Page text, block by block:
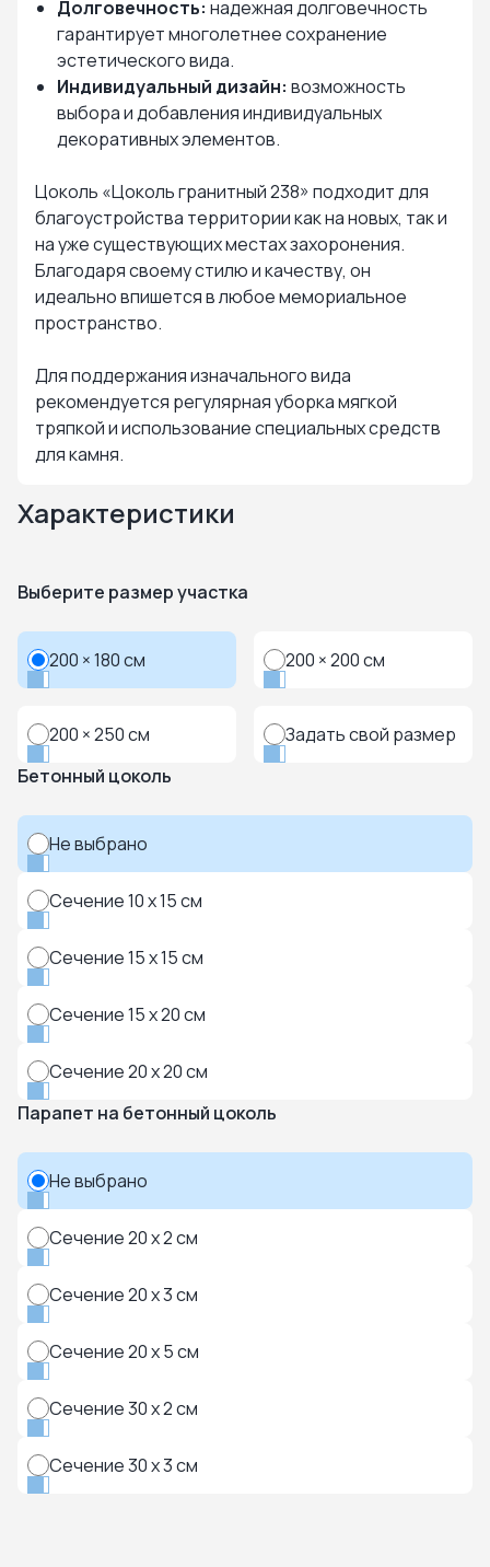
Долговечность: надежная долговечность
гарантирует многолетнее сохранение
эстетического вида.
Индивидуальный дизайн: возможность
выбора и добавления индивидуальных
декоративных элементов.
Цоколь «Цоколь гранитный 238» подходит для
благоустройства территории как на новых, так и
на уже существующих местах захоронения.
Благодаря своему стилю и качеству, он
идеально впишется в любое мемориальное
пространство.
Для поддержания изначального вида
рекомендуется регулярная уборка мягкой
тряпкой и использование специальных средств
для камня.
Характеристики
Выберите размер участка
200 × 180 см 200 × 200 см
200 × 250 см
Задать свой размер
Бетонный цоколь
Не выбрано
Сечение 10 x 15 см
Сечение 15 x 15 см
Сечение 15 x 20 см
Сечение 20 x 20 см
Парапет на бетонный цоколь
Не выбрано
Сечение 20 x 2 см
Сечение 20 x 3 см
Сечение 20 x 5 см
Сечение 30 x 2 см
Сечение 30 x 3 см